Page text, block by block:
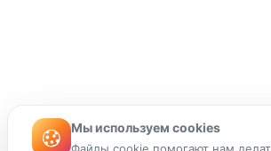
Мы используем cookies